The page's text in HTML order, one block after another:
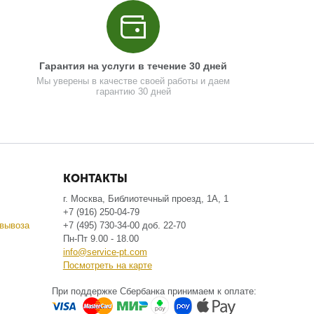
Гарантия на услуги в течение 30 дней
Мы уверены в качестве своей работы и даем
гарантию 30 дней
КОНТАКТЫ
г. Москва, Библиотечный проезд, 1А, 1
+7 (916) 250-04-79
+7 (495) 730-34-00 доб. 22-70
Пн-Пт 9.00 - 18.00
info@service-pt.com
Посмотреть на карте
При поддержке Сбербанка принимаем к оплате: